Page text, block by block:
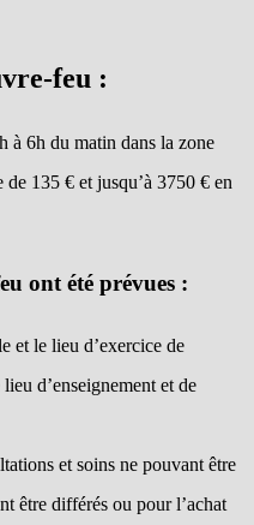
feu :
à 6h du matin dans la zone
de 135 € et jusqu’à 3750 € en
ont été prévues :
et le lieu d’exercice de
d’enseignement et de
et soins ne pouvant être
être différés ou pour l’achat